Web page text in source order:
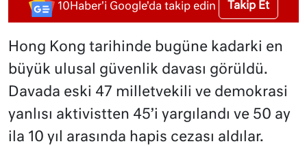
10Haber'i Google'da takip edin Takip Et
Hong Kong tarihinde bugüne kadarki en
büyük ulusal güvenlik davası görüldü.
Davada eski 47 milletvekili ve demokrasi
yanlısı aktivistten 45’i yargılandı ve 50 ay
ila 10 yıl arasında hapis cezası aldılar.